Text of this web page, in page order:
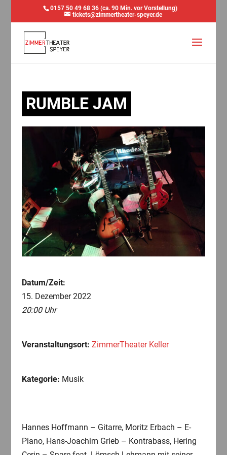
0157 50 49 68 36 (ca. 90 Min. vor Vorstellung)
tickets@zimmertheater-speyer.de
RUMBLE JAM
Datum/Zeit:
15. Dezember 2022
20:00 Uhr
Veranstaltungsort: ZimmerTheater Keller
Kategorie: Musik
Hannes Hoffmann – Gitarre, Moritz Erbach – E-
Piano, Hans-Joachim Grieb – Kontrabass, Hering